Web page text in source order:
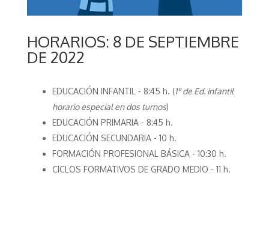
HORARIOS: 8 DE SEPTIEMBRE
DE 2022
EDUCACIÓN INFANTIL - 8:45 h. (1º de Ed. infantil
horario especial en dos turnos)
EDUCACIÓN PRIMARIA - 8:45 h.
EDUCACIÓN SECUNDARIA - 10 h.
FORMACIÓN PROFESIONAL BÁSICA - 10:30 h.
CICLOS FORMATIVOS DE GRADO MEDIO - 11 h.